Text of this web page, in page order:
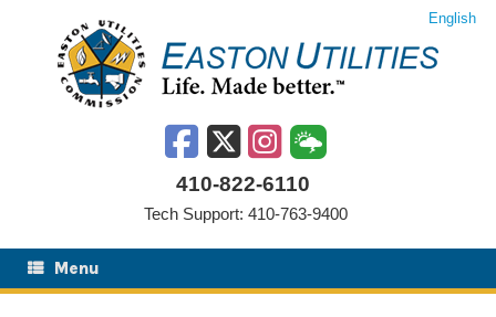
contenido
English
410-822-6110
Tech Support: 410-763-9400
Menu